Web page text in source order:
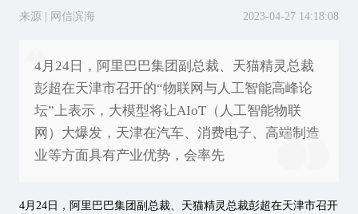
来源 | 网信滨海 2023-04-27 14:18:08
4月24日，阿里巴巴集团副总裁、天猫精灵总裁
彭超在天津市召开的“物联网与人工智能高峰论
坛”上表示，大模型将让AIoT（人工智能物联
网）大爆发，天津在汽车、消费电子、高端制造
业等方面具有产业优势，会率先
4月24日，阿里巴巴集团副总裁、天猫精灵总裁彭超在天津市召开